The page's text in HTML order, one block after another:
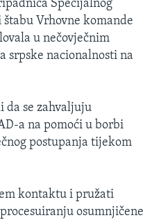
Specijalnog
Vrhovne komande
u nečovječnim
srpske nacionalnosti na
da se zahvaljuju
a na pomoći u borbi
postupanja tijekom
kontaktu i pružati
osumnjičene